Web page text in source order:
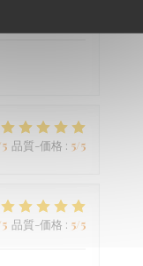
品質-価格 : 5/5
品質-価格 : 5/5